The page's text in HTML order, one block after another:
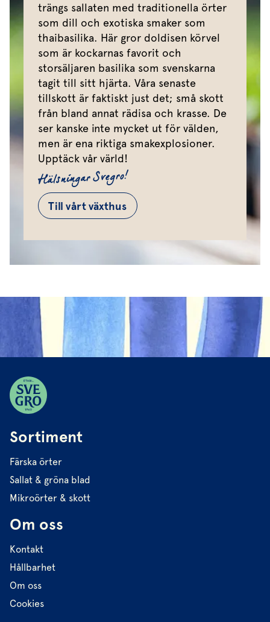
trängs sallaten med traditionella örter
som dill och exotiska smaker som
thaibasilika. Här gror doldisen körvel
som är kockarnas favorit och
storsäljaren basilika som svenskarna
tagit till sitt hjärta. Våra senaste
tillskott är faktiskt just det; små skott
från bland annat rädisa och krasse. De
ser kanske inte mycket ut för välden,
men är ena riktiga smakexplosioner.
Upptäck vår värld!
Hälsningar Svegro!
Till vårt växthus
Sortiment
Färska örter
Sallat & gröna blad
Mikroörter & skott
Om oss
Kontakt
Hållbarhet
Om oss
Cookies